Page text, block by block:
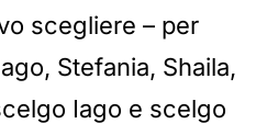
scegliere – per
Stefania, Shaila,
Iago e scelgo